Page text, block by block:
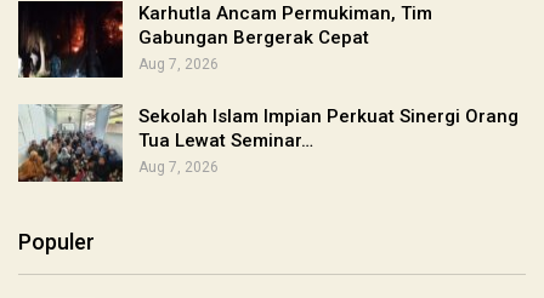
Karhutla Ancam Permukiman, Tim
Gabungan Bergerak Cepat
Aug 7, 2026
Sekolah Islam Impian Perkuat Sinergi Orang
Tua Lewat Seminar…
Aug 7, 2026
Populer